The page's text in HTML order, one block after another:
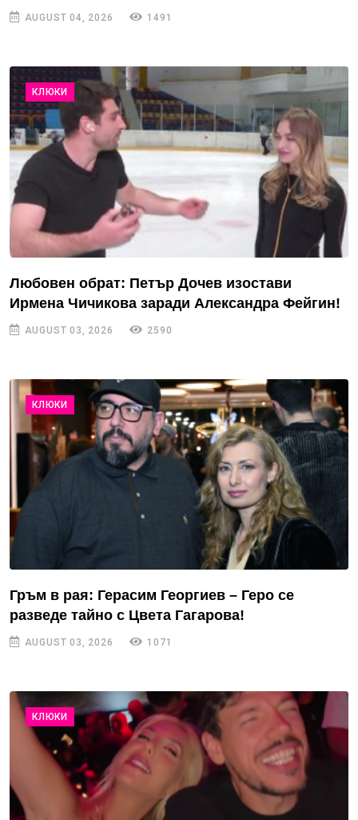
AUGUST 04, 2026 1491
КЛЮКИ
Любовен обрат: Петър Дочев изостави
Ирмена Чичикова заради Александра Фейгин!
AUGUST 03, 2026 2590
КЛЮКИ
Гръм в рая: Герасим Георгиев – Геро се
разведе тайно с Цвета Гагарова!
AUGUST 03, 2026 1071
КЛЮКИ